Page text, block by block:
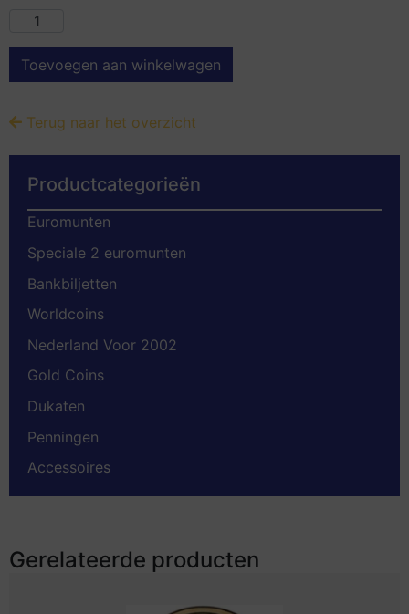
Toevoegen aan winkelwagen
Terug naar het overzicht
Productcategorieën
Euromunten
Speciale 2 euromunten
Bankbiljetten
Worldcoins
Nederland Voor 2002
Gold Coins
Dukaten
Penningen
Accessoires
Gerelateerde producten